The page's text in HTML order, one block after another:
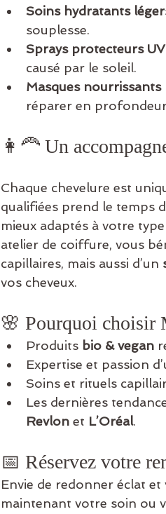
Soins hydratants
souplesse.
Sprays protecteurs UV
causé par le soleil.
Masques nourrissants
réparer en
👩‍🦰 Un
Chaque chevelure est
qualifiées prend le temps
mieux adaptés à votre
atelier de coiffure, vous
capillaires, mais aussi d’un
vos cheveux.
🌸 Pourquoi choisir
Produits bio & vegan
Expertise et passion
Soins et rituels
Les dernières
Revlon et L’Oréal.
📅 Réservez votre
Envie de redonner éclat et
maintenant votre soin ou